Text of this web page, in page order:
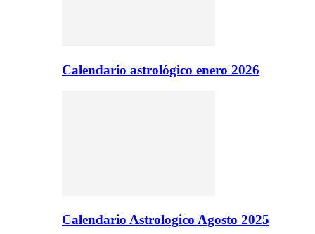
Calendario astrológico enero 2026
Calendario Astrologico Agosto 2025